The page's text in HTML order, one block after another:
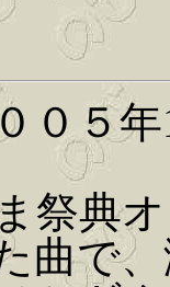
０５
祭典
曲で